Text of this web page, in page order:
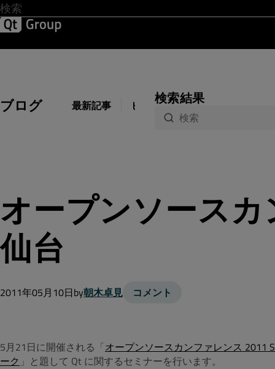
ブログ 最新記事 ビジネス 開発
検索結果
オープンソース
仙台
2011年05月10日by朝木卓見 コメント
5月21日に開催される「オープンソースカンファレンス 2011
ーク 」と題して Qt に関するセミナーを行います。